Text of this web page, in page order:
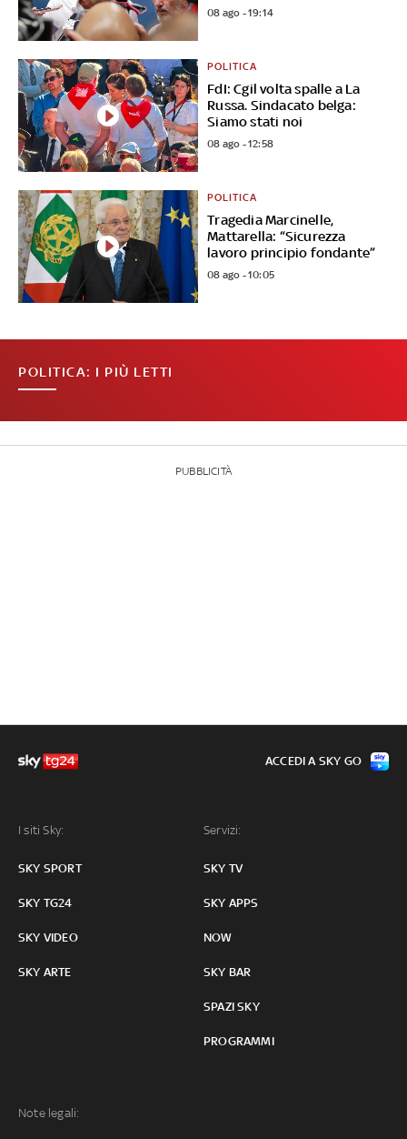
08 ago - 19:14
FdI: Cgil volta spalle a La
Russa. Sindacato belga:
Siamo stati noi
POLITICA
08 ago - 12:58
Tragedia Marcinelle,
Mattarella: “Sicurezza
lavoro principio fondante”
POLITICA
08 ago - 10:05
POLITICA: I PIÙ LETTI
PUBBLICITÀ
I siti Sky:
SKY SPORT
SKY TG24
SKY VIDEO
SKY ARTE
Servizi:
SKY TV
SKY APPS
NOW
SKY BAR
SPAZI SKY
PROGRAMMI
Note legali:
ACCEDI A SKY GO